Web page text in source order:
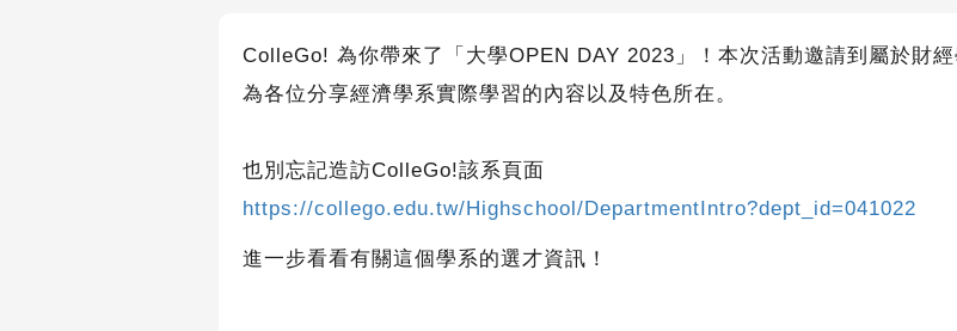
ColleGo! 為你帶來了「大學OPEN DAY 2023 」！本次活動邀請到屬於財
為各位分享經濟學系實際學習的內容以及特色所在。
也別忘記造訪ColleGo!該系頁面
https://collego.edu.tw/Highschool/DepartmentIntro?dept_id=041022
進一步看看有關這個學系的選才資訊！